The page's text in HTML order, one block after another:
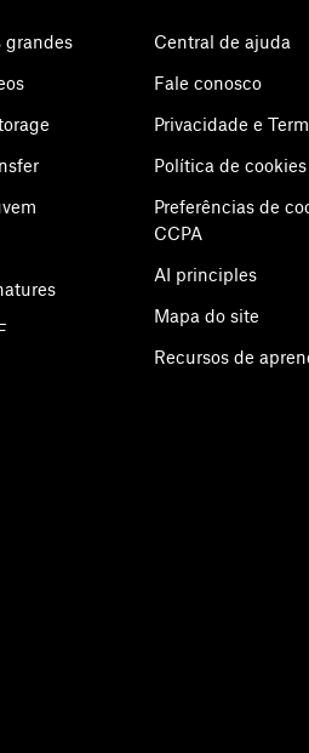
grandes
Central de ajuda
Fale conosco
Privacidade e
Política de cookies
Preferências de
CCPA
AI principles
Mapa do site
Recursos de